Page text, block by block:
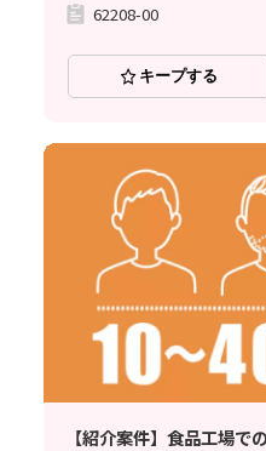
62208-00
キープする
【紹介案件】食品工場で